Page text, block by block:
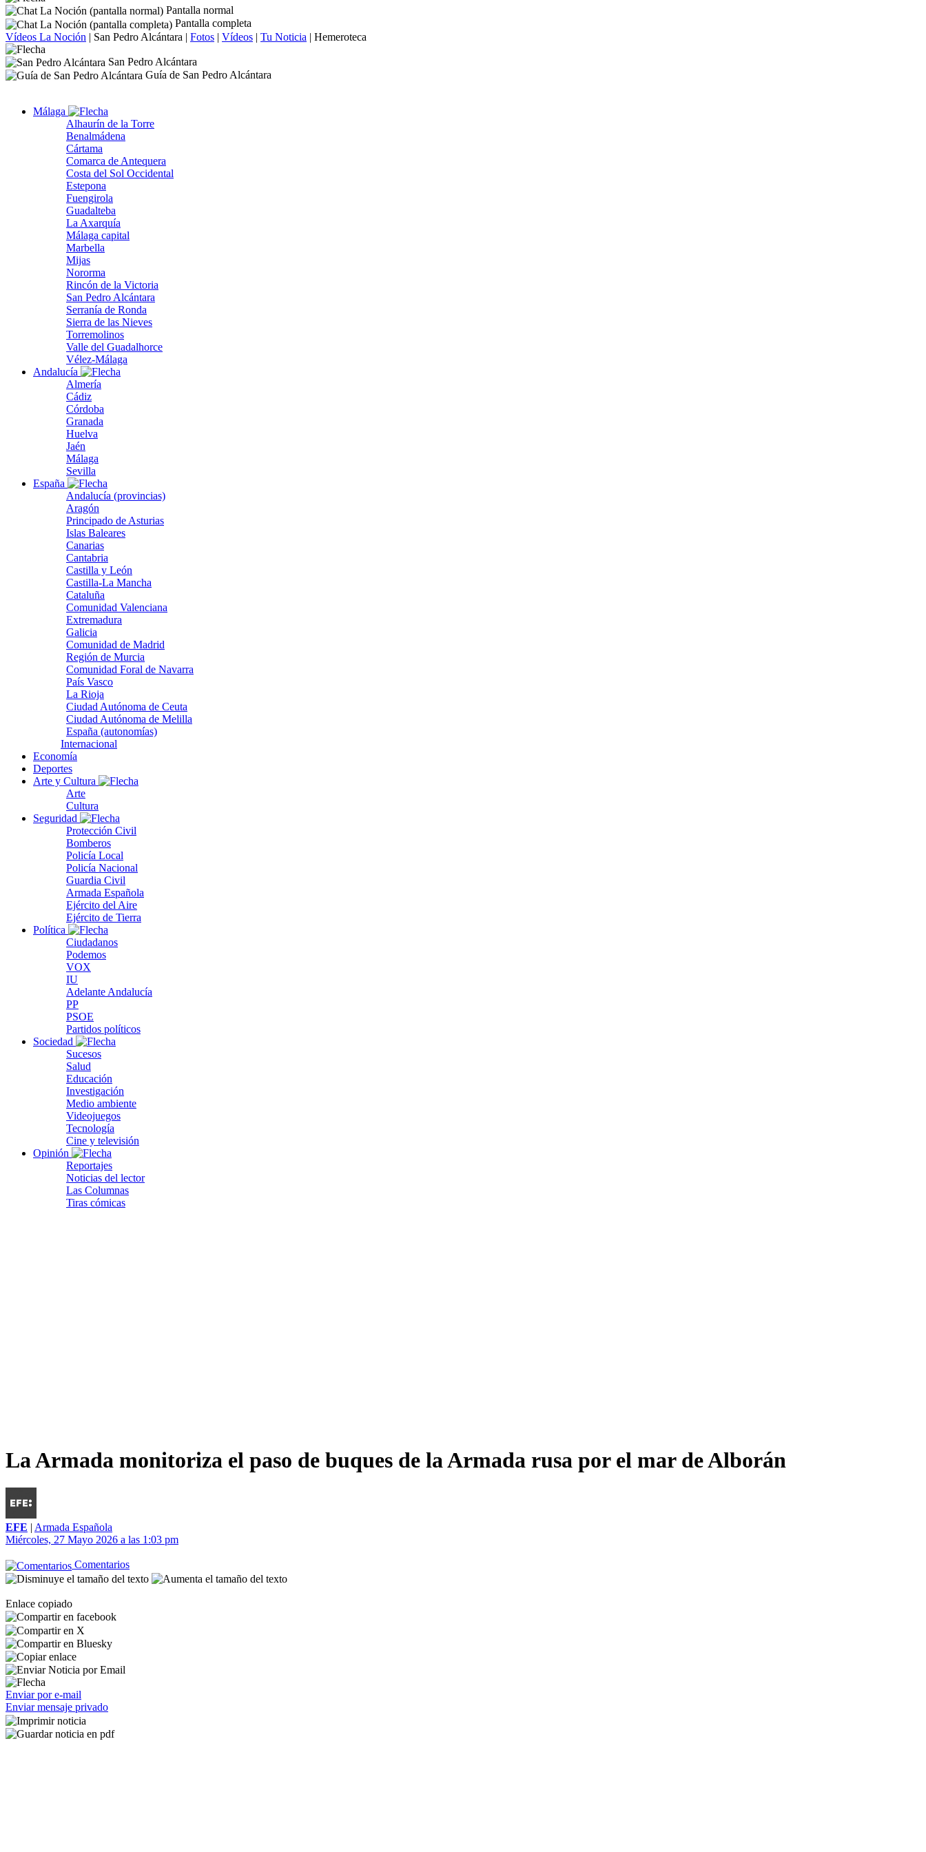
Pantalla normal
Pantalla completa
Vídeos La Noción | San Pedro Alcántara | Fotos | Vídeos | Tu Noticia | Hemeroteca
San Pedro Alcántara
Guía de San Pedro Alcántara
Málaga
Alhaurín de la Torre
Benalmádena
Cártama
Comarca de Antequera
Costa del Sol Occidental
Estepona
Fuengirola
Guadalteba
La Axarquía
Málaga capital
Marbella
Mijas
Nororma
Rincón de la Victoria
San Pedro Alcántara
Serranía de Ronda
Sierra de las Nieves
Torremolinos
Valle del Guadalhorce
Vélez-Málaga
Andalucía
Almería
Cádiz
Córdoba
Granada
Huelva
Jaén
Málaga
Sevilla
España
Andalucía (provincias)
Aragón
Principado de Asturias
Islas Baleares
Canarias
Cantabria
Castilla y León
Castilla-La Mancha
Cataluña
Comunidad Valenciana
Extremadura
Galicia
Comunidad de Madrid
Región de Murcia
Comunidad Foral de Navarra
País Vasco
La Rioja
Ciudad Autónoma de Ceuta
Ciudad Autónoma de Melilla
España (autonomías)
Internacional
Economía
Deportes
Arte y Cultura
Arte
Cultura
Seguridad
Protección Civil
Bomberos
Policía Local
Policía Nacional
Guardia Civil
Armada Española
Ejército del Aire
Ejército de Tierra
Política
Ciudadanos
Podemos
VOX
IU
Adelante Andalucía
PP
PSOE
Partidos políticos
Sociedad
Sucesos
Salud
Educación
Investigación
Medio ambiente
Videojuegos
Tecnología
Cine y televisión
Opinión
Reportajes
Noticias del lector
Las Columnas
Tiras cómicas
La Armada monitoriza el paso de buques de la Armada rusa por el mar de Alborán
EFE | Armada Española
Miércoles, 27 Mayo 2026 a las 1:03 pm
Comentarios
Enlace copiado
Enviar por e-mail
Enviar mensaje privado